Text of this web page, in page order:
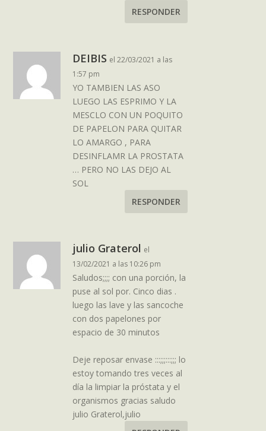
RESPONDER
DEIBIS el 22/03/2021 a las
1:57 pm
YO TAMBIEN LAS ASO
LUEGO LAS ESPRIMO Y LA
MESCLO CON UN POQUITO
DE PAPELON PARA QUITAR
LO AMARGO , PARA
DESINFLAMR LA PROSTATA
… PERO NO LAS DEJO AL
SOL
RESPONDER
julio Graterol el
13/02/2021 a las 10:26 pm
Saludos;;;; con una porción, la
puse al sol por. Cinco dias .
luego las lave y las sancoche
con dos papelones por
espacio de 30 minutos
Deje reposar envase :::;;;:::;;; lo
estoy tomando tres veces al
día la limpiar la próstata y el
organismos gracias saludo
julio Graterol,julio